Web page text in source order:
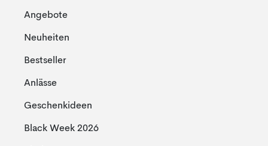
Angebote
Neuheiten
Bestseller
Anlässe
Geschenkideen
Black Week 2026